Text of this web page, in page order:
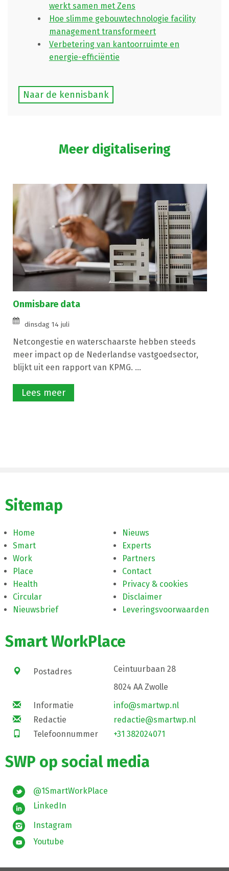
werkt samen met Zens
Hoe slimme gebouwtechnologie facility
management transformeert
Verbetering van kantoorruimte en
energie-efficiëntie
Naar de kennisbank
Meer digitalisering
Onmisbare data
dinsdag 14 juli
Netcongestie en waterschaarste hebben steeds
meer impact op de Nederlandse vastgoedsector,
blijkt uit een rapport van KPMG. ...
Lees meer
Sitemap
Home
Smart
Work
Place
Health
Circular
Nieuwsbrief
Nieuws
Experts
Partners
Contact
Privacy & cookies
Disclaimer
Leveringsvoorwaarden
Smart WorkPlace
Postadres
Ceintuurbaan 28
8024 AA Zwolle
Informatie
info@smartwp.nl
Redactie
redactie@smartwp.nl
Telefoonnummer
+31 382024071
SWP op social media
@1SmartWorkPlace
LinkedIn
Instagram
Youtube